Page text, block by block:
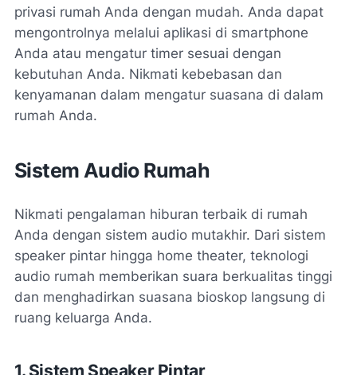
privasi rumah Anda dengan mudah. Anda dapat
mengontrolnya melalui aplikasi di smartphone
Anda atau mengatur timer sesuai dengan
kebutuhan Anda. Nikmati kebebasan dan
kenyamanan dalam mengatur suasana di dalam
rumah Anda.
Sistem Audio Rumah
Nikmati pengalaman hiburan terbaik di rumah
Anda dengan sistem audio mutakhir. Dari sistem
speaker pintar hingga home theater, teknologi
audio rumah memberikan suara berkualitas tinggi
dan menghadirkan suasana bioskop langsung di
ruang keluarga Anda.
1. Sistem Speaker Pintar